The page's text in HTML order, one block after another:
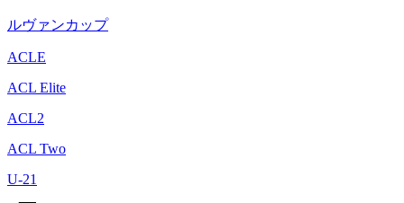
ルヴァンカップ
ACLE
ACL Elite
ACL2
ACL Two
U-21